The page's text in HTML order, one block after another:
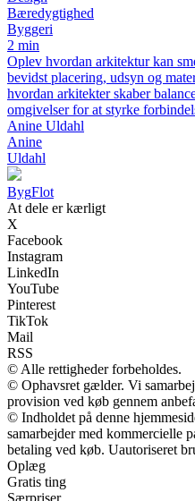
Bæredygtighed
Byggeri
2 min
Oplev hvordan arkitektur kan
bevidst placering, udsyn og
hvordan arkitekter skaber
omgivelser for at styrke
Anine Uldahl
Anine
Uldahl
BygFlot
At dele er kærligt
X
Facebook
Instagram
LinkedIn
YouTube
Pinterest
TikTok
Mail
RSS
© Alle rettigheder forbeholdes.
© Ophavsret gælder. Vi
provision ved køb gennem
© Indholdet på denne
samarbejder med kommercielle
betaling ved køb. Uautoriseret
Oplæg
Gratis ting